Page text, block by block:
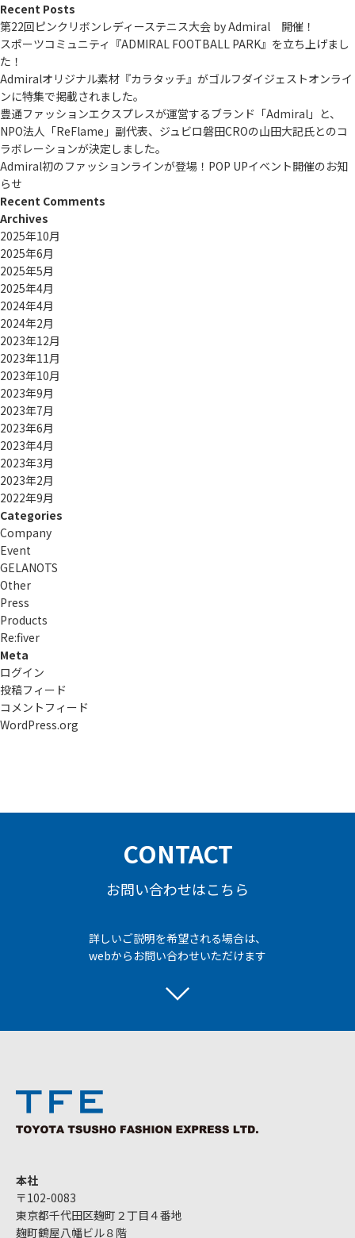
Recent Posts
第22回ピンクリボンレディーステニス大会 by Admiral 開催！
スポーツコミュニティ『ADMIRAL FOOTBALL PARK』を立ち上げまし
た！
Admiralオリジナル素材『カラタッチ』がゴルフダイジェストオンライ
ンに特集で掲載されました。
豊通ファッションエクスプレスが運営するブランド「Admiral」と、
NPO法人「ReFlame」副代表、ジュビロ磐田CROの山田大記氏とのコ
ラボレーションが決定しました。
Admiral初のファッションラインが登場！POP UPイベント開催のお知
らせ
Recent Comments
Archives
2025年10月
2025年6月
2025年5月
2025年4月
2024年4月
2024年2月
2023年12月
2023年11月
2023年10月
2023年9月
2023年7月
2023年6月
2023年4月
2023年3月
2023年2月
2022年9月
Categories
Company
Event
GELANOTS
Other
Press
Products
Re:ﬁver
Meta
ログイン
投稿フィード
コメントフィード
WordPress.org
CONTACT
お問い合わせはこちら
詳しいご説明を希望される場合は、
webからお問い合わせいただけます
本社
〒102-0083
東京都千代田区麹町２丁目４番地
麹町鶴屋八幡ビル８階